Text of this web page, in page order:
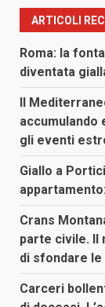
ARTICOLI
Roma: la
diventata
Il
accumulando
gli eventi
Giallo a
Crans
parte civile. Il
di sfondare
Carceri